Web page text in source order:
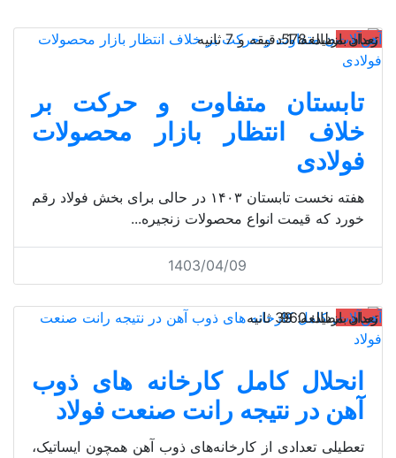
آهن‌آلات
زمان مطالعه: 1 دقیقه و 7 ثانیه
تعداد بازدید: 578
تابستان متفاوت و حرکت بر
خلاف انتظار بازار محصولات
فولادی
هفته نخست تابستان ۱۴۰۳ در حالی برای بخش فولاد رقم
خورد که قیمت انواع محصولات زنجیره...
1403/04/09
آهن‌آلات
زمان مطالعه: 39 ثانیه
تعداد بازدید: 960
انحلال کامل کارخانه های ذوب
آهن در نتیجه رانت صنعت فولاد
تعطیلی تعدادی از کارخانه‌های ذوب آهن همچون ایساتیک،